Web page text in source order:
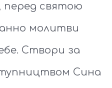
перед святою
молитви
Створи за
Сина